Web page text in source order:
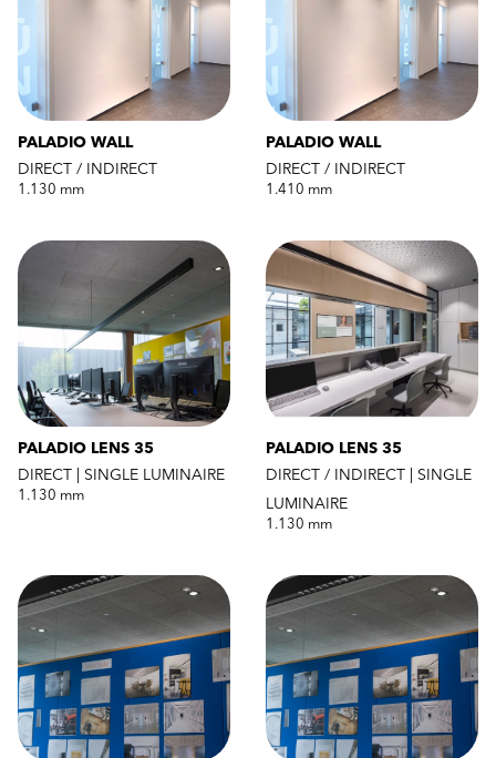
PALADIO WALL
DIRECT / INDIRECT
1.130 mm
PALADIO WALL
DIRECT / INDIRECT
1.410 mm
PALADIO LENS 35
DIRECT | SINGLE LUMINAIRE
1.130 mm
PALADIO LENS 35
DIRECT / INDIRECT | SINGLE
LUMINAIRE
1.130 mm